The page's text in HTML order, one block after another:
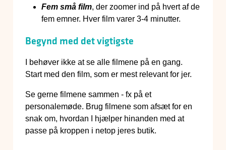
Fem små film, der zoomer ind på hvert af de
fem emner. Hver film varer 3-4 minutter.
Begynd med det vigtigste
I behøver ikke at se alle filmene på en gang.
Start med den film, som er mest relevant for jer.
Se gerne filmene sammen - fx på et
personalemøde. Brug filmene som afsæt for en
snak om, hvordan I hjælper hinanden med at
passe på kroppen i netop jeres butik.